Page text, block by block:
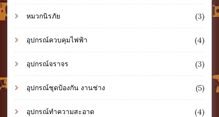
หมวกนิรภัย (3)
อุปกรณ์ควบคุมไฟฟ้า (4)
อุปกรณ์จราจร (3)
อุปกรณ์ชุดป้องกัน งานช่าง (5)
อุปกรณ์ทำความสะอาด (4)